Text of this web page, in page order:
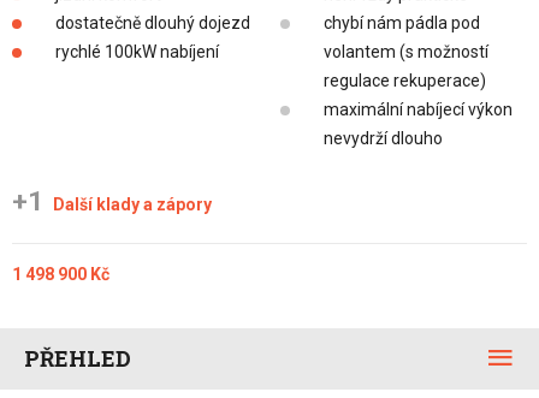
dostatečně dlouhý dojezd
rychlé 100kW nabíjení
chybí nám pádla pod
volantem (s možností
regulace rekuperace)
maximální nabíjecí výkon
nevydrží dlouho
+1 Další klady a zápory
1 498 900 Kč
PŘEHLED